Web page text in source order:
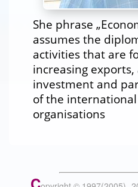
She phrase
assumes the
activities that are
increasing
investment and
of the
organisations